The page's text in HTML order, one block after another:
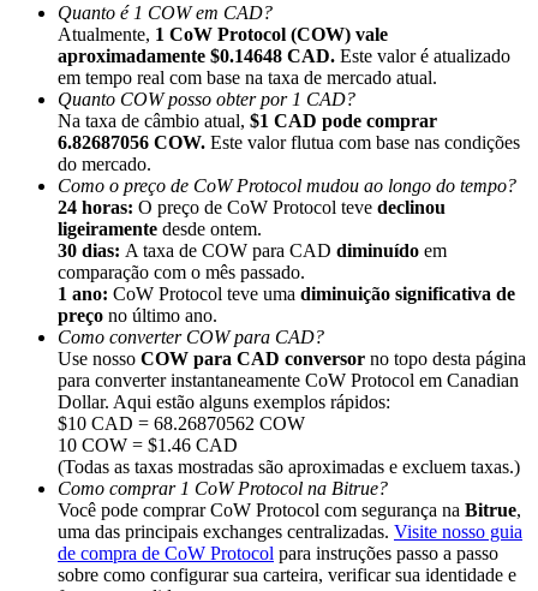
Indicação
Convide um amigo para receber recompensas em dinheiro
BTC Welcome Rewards
BTC Welcome Rewards
Deposit & Trade BTC to Share 25000 USDT prize pool!
Quanto é 1 COW em CAD?
Atualmente, 1 CoW Protocol (COW) vale
aproximadamente $0.14648 CAD. Este valor é atualizado
em tempo real com base na taxa de mercado atual.
Quanto COW posso obter por 1 CAD?
Na taxa de câmbio atual, $1 CAD pode comprar
6.82687056 COW. Este valor flutua com base nas condições
do mercado.
Como o preço de CoW Protocol mudou ao longo do tempo?
24 horas: O preço de CoW Protocol teve declinou
ligeiramente desde ontem.
30 dias: A taxa de COW para CAD diminuído em
comparação com o mês passado.
1 ano: CoW Protocol teve uma diminuição significativa de
preço no último ano.
Como converter COW para CAD?
Use nosso COW para CAD conversor no topo desta página
para converter instantaneamente CoW Protocol em Canadian
Dollar. Aqui estão alguns exemplos rápidos:
$10 CAD = 68.26870562 COW
10 COW = $1.46 CAD
(Todas as taxas mostradas são aproximadas e excluem taxas.)
Como comprar 1 CoW Protocol na Bitrue?
Você pode comprar CoW Protocol com segurança na Bitrue,
uma das principais exchanges centralizadas. Visite nosso guia
de compra de CoW Protocol para instruções passo a passo
sobre como configurar sua carteira, verificar sua identidade e